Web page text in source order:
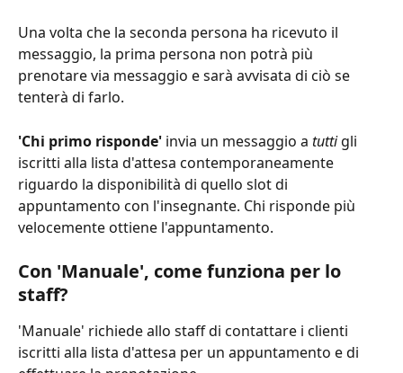
Una volta che la seconda persona ha ricevuto il
messaggio, la prima persona non potrà più
prenotare via messaggio e sarà avvisata di ciò se
tenterà di farlo.
'Chi primo risponde' invia un messaggio a tutti gli
iscritti alla lista d'attesa contemporaneamente
riguardo la disponibilità di quello slot di
appuntamento con l'insegnante. Chi risponde più
velocemente ottiene l'appuntamento.
Con 'Manuale', come funziona per lo
staff?
'Manuale' richiede allo staff di contattare i clienti
iscritti alla lista d'attesa per un appuntamento e di